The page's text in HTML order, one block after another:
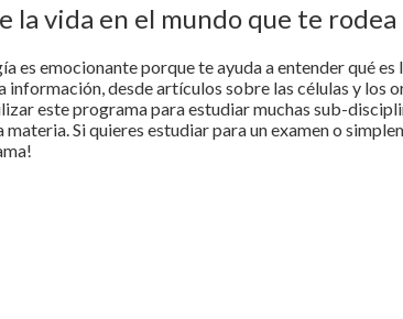
la vida en el mundo que te rodea
es emocionante porque te ayuda a entender qué es
información, desde artículos sobre las células y los
este programa para estudiar muchas sub-
Si quieres estudiar para un examen o